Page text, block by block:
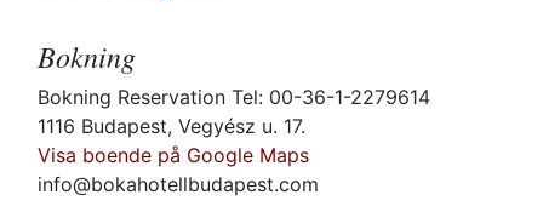
Bokning
Bokning Reservation Tel: 00-36-1-2279614
1116 Budapest, Vegyész u. 17.
Visa boende på Google Maps
info@bokahotellbudapest.com